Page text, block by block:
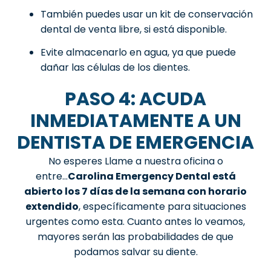
También puedes usar un kit de conservación
dental de venta libre, si está disponible.
Evite almacenarlo en agua, ya que puede
dañar las células de los dientes.
PASO 4: ACUDA
INMEDIATAMENTE A UN
DENTISTA DE EMERGENCIA
No esperes Llame a nuestra oficina o
entre...Carolina Emergency Dental está
abierto los 7 días de la semana con horario
extendido, específicamente para situaciones
urgentes como esta. Cuanto antes lo veamos,
mayores serán las probabilidades de que
podamos salvar su diente.